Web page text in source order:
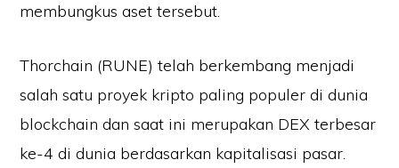
membungkus aset tersebut.
Thorchain (RUNE) telah berkembang menjadi
salah satu proyek kripto paling populer di dunia
blockchain dan saat ini merupakan DEX terbesar
ke-4 di dunia berdasarkan kapitalisasi pasar.